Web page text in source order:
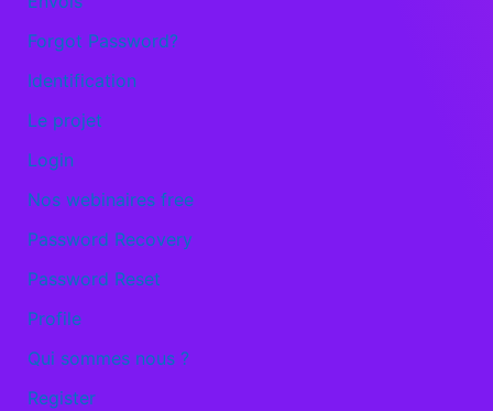
Forgot Password?
Identification
Le projet
Login
Nos webinaires free
Password Recovery
Password Reset
Profile
Qui sommes nous ?
Register